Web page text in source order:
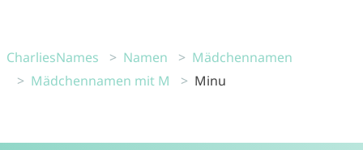
CharliesNames Namen
Mädchennamen
Mädchennamen mit M
Minu